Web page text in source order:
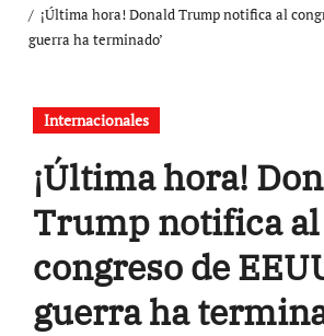
¡Última hora! Donald Trump notifica al
guerra ha terminado’
Internacionales
¡Última hora!
Trump notifica al
congreso de
guerra ha